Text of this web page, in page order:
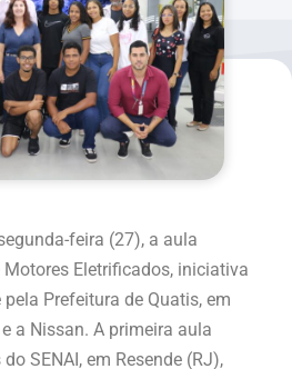
feira (27), a aula
Eletrificados, iniciativa
Prefeitura de Quatis, em
a Nissan. A primeira aula
SENAI, em Resende (RJ),